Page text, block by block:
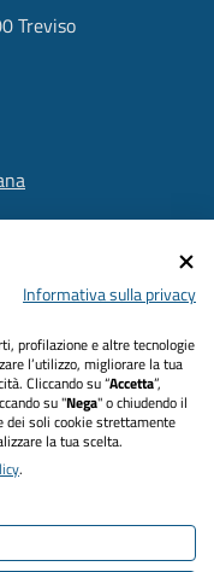
Treviso
Informativa sulla privacy
profilazione e altre tecnologie
l’utilizzo, migliorare la tua
Cliccando su “Accetta”,
su "Nega" o chiudendo il
dei soli cookie strettamente
la tua scelta.
.